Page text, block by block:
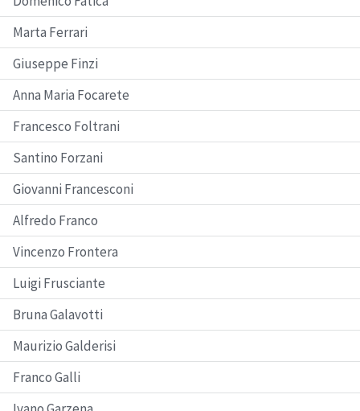
Marta Ferrari
Giuseppe Finzi
Anna Maria Focarete
Francesco Foltrani
Santino Forzani
Giovanni Francesconi
Alfredo Franco
Vincenzo Frontera
Luigi Frusciante
Bruna Galavotti
Maurizio Galderisi
Franco Galli